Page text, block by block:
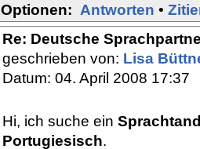
Optionen: Antworten •
Re: Deutsche
geschrieben von: Lisa
Datum: 04. April 2008 17:37
Hi, ich suche ein
Portugiesisch.